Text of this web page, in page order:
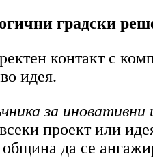
градски
контакт с
идея.
за иновативни
проект или
да се